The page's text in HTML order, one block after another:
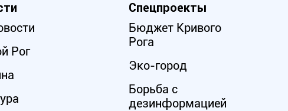
Рог
Спецпроекты
Бюджет Кривого
Рога
Эко-город
Борьба с
дезинформацией